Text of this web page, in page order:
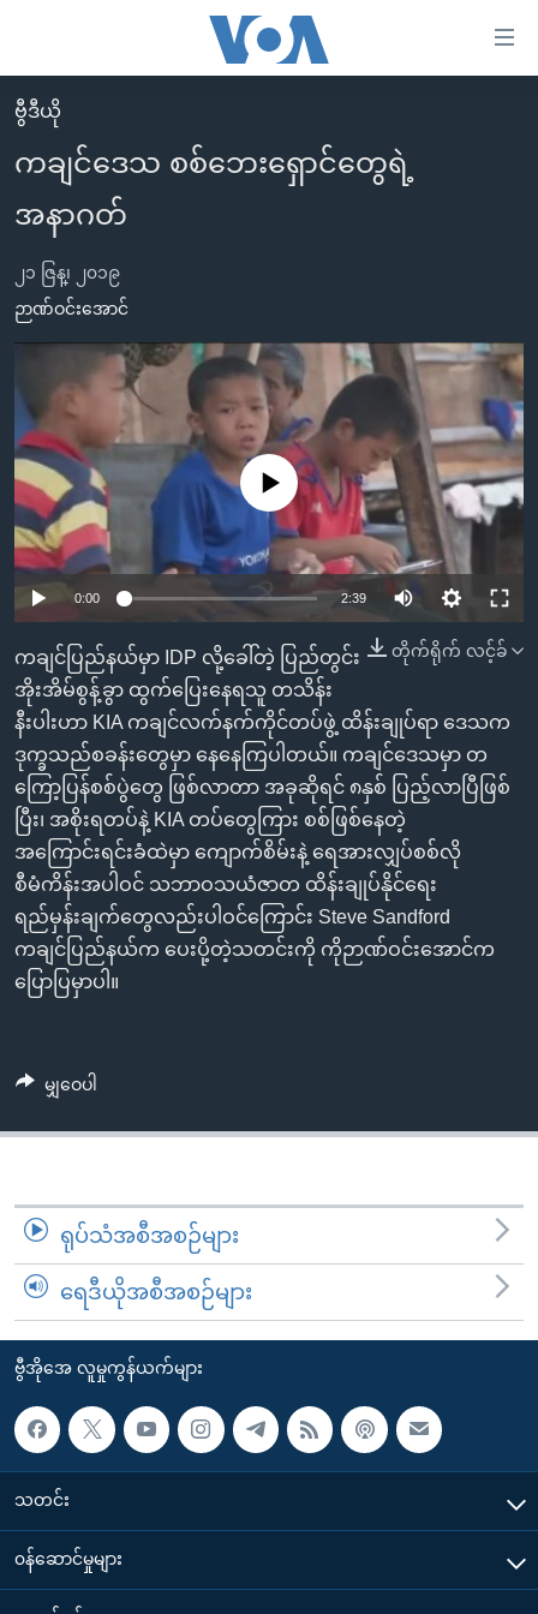
လွယ်ကူ
စေ
သည့်
များ
ပင်မ
အကြောင်းအရာ
ကျော်
ကြည့်
ရန်
ပင်မ
အ
ညွန်း
စာမျက်နှာ
ကျော်
ကြည့်
ရန်
ရှာဖွေ
ရန်
နေရာ
သို့
ကျော်
မူလစာမျက်နှာ
မြန်မာ
ကမ္ဘာ့သတင်းများ
အမေရိကန်
တရုတ်
အစ္စရေး-ပါလက်စတိုင်း
သတင်းလွတ်လပ်ခွင့်
ရပ်ဝန်းတခု လမ်းတခု အလွန်
အင်္ဂလိပ်စာလေ့လာမယ်
အမေရိကန်သုံးအီဒီယံ
မကြေးမုံရဲ့ အင်္ဂလိပ်စာ
ရုပ်ရှင်ထဲက အင်္ဂလိပ်စာ
သုတပဒေသာ အင်္ဂလိပ်စာ
အပတ်စဉ်ကဏ္ဍများ
ရေဒီယို
တီဗွီ
ရေဒီယိုနှင့်ရုပ်သံ အချက်အလက်များ
ရေဒီယို/တီဗွီအစီအစဉ်
Learning English
ဗွီအိုအေ လူမှုကွန်ယက်များ
ဘာသာစကားများ
ဗွီဒီယို
ကချင်ဒေသ စစ်ဘေးရှောင်တွေရဲ့
အနာဂတ်
၂၁ ဇြန္၊ ၂၀၁၉
ဉာဏ်ဝင်းအောင်
No media source currently available
0:00 2:39
တိုက်ရိုက် လင့်ခ်
ကချင်ပြည်နယ်မှာ IDP လို့ခေါ်တဲ့ ပြည်တွင်း
အိုးအိမ်စွန့်ခွာ ထွက်ပြေးနေရသူ တသိန်း
နီးပါးဟာ KIA ကချင်လက်နက်ကိုင်တပ်ဖွဲ့ ထိန်းချုပ်ရာ ဒေသက
ဒုက္ခသည်စခန်းတွေမှာ နေနေကြပါတယ်။ ကချင်ဒေသမှာ တ
ကြော့ပြန်စစ်ပွဲတွေ ဖြစ်လာတာ အခုဆိုရင် ၈နှစ် ပြည့်လာပြီဖြစ်
ပြီး၊ အစိုးရတပ်နဲ့ KIA တပ်တွေကြား စစ်ဖြစ်နေတဲ့
အကြောင်းရင်းခံထဲမှာ ကျောက်စိမ်းနဲ့ ရေအားလျှပ်စစ်လို
စီမံကိန်းအပါဝင် သဘာဝသယံဇာတ ထိန်းချုပ်နိုင်ရေး
ရည်မှန်းချက်တွေလည်းပါဝင်ကြောင်း Steve Sandford
ကချင်ပြည်နယ်က ပေးပို့တဲ့သတင်းကို ကိုဉာဏ်ဝင်းအောင်က
ပြောပြမှာပါ။
မျှဝေပါ
ရုပ်သံအစီအစဉ်များ
ရေဒီယိုအစီအစဉ်များ
ဗွီအိုအေ လူမှုကွန်ယက်များ
သတင်း
၀န်ဆောင်မှုများ